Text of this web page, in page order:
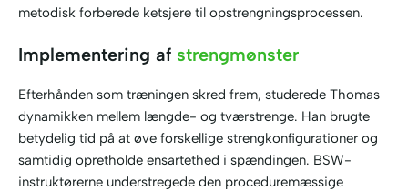
metodisk forberede ketsjere til opstrengningsprocessen.
Implementering af strengmønster
Efterhånden som træningen skred frem, studerede Thomas
dynamikken mellem længde- og tværstrenge. Han brugte
betydelig tid på at øve forskellige strengkonfigurationer og
samtidig opretholde ensartethed i spændingen. BSW-
instruktørerne understregede den proceduremæssige